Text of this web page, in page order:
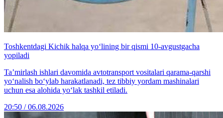
Toshkentdagi Kichik halqa yo‘lining bir qismi 10-avgustgacha
yopiladi
Ta’mirlash ishlari davomida avtotransport vositalari qarama-qarshi
yo‘nalish bo‘ylab harakatlanadi, tez tibbiy yordam mashinalari
uchun esa alohida yo‘lak tashkil etiladi.
20:50 / 06.08.2026